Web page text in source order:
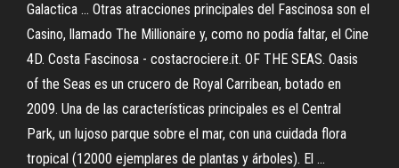
Galactica … Otras atracciones principales del Fascinosa son el
Casino, llamado The Millionaire y, como no podía faltar, el Cine
4D. Costa Fascinosa - costacrociere.it. OF THE SEAS. Oasis
of the Seas es un crucero de Royal Carribean, botado en
2009. Una de las características principales es el Central
Park, un lujoso parque sobre el mar, con una cuidada flora
tropical (12000 ejemplares de plantas y árboles). El …